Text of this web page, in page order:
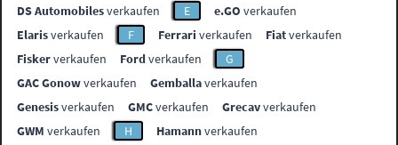
DS Automobilesverkaufen E e.GO verkaufen
Elarisverkaufen F Ferrari verkaufen Fiatverkaufen
Fiskerverkaufen Fordverkaufen
G
GAC Gonowverkaufen Gemballaverkaufen
Genesisverkaufen GMCverkaufen Grecavverkaufen
GWM verkaufen H Hamannverkaufen